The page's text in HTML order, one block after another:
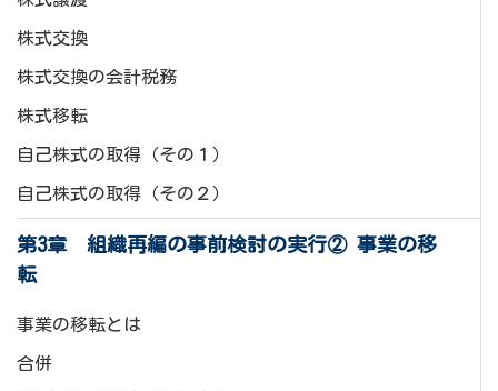
株式交換
株式交換の会計税務
株式移転
自己株式の取得（その１）
自己株式の取得（その２）
第3章 組織再編の事前検討の実行② 事業の移
転
事業の移転とは
合併